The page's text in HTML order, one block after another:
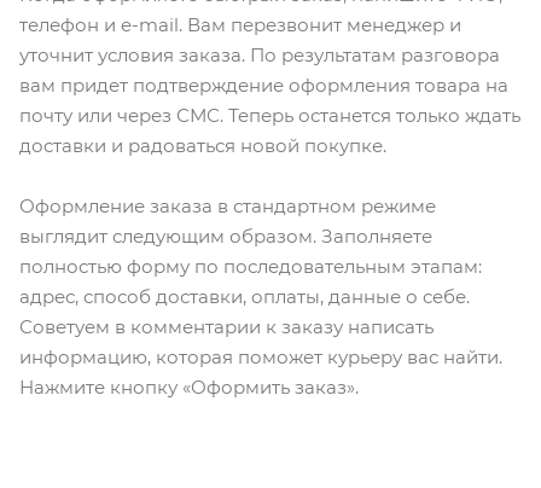
телефон и e-mail. Вам перезвонит менеджер и
уточнит условия заказа. По результатам разговора
вам придет подтверждение оформления товара на
почту или через СМС. Теперь останется только ждать
доставки и радоваться новой покупке.
Оформление заказа в стандартном режиме
выглядит следующим образом. Заполняете
полностью форму по последовательным этапам:
адрес, способ доставки, оплаты, данные о себе.
Советуем в комментарии к заказу написать
информацию, которая поможет курьеру вас найти.
Нажмите кнопку «Оформить заказ».